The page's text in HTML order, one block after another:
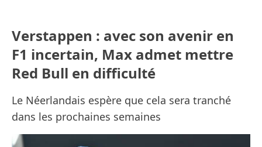
Verstappen : avec son avenir en
F1 incertain, Max admet mettre
Red Bull en difficulté
Le Néerlandais espère que cela sera tranché
dans les prochaines semaines